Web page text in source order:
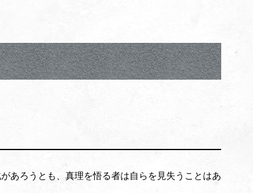
あろうとも、真理を悟る者は自らを見失うことはあ